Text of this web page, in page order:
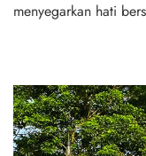
menyegarkan hati